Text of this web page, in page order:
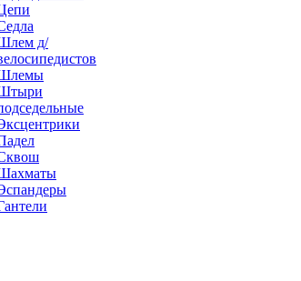
д/